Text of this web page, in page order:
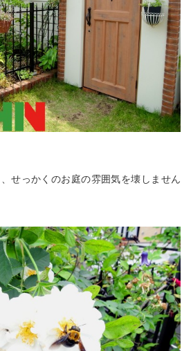
せっかくのお庭の雰囲気を壊しません